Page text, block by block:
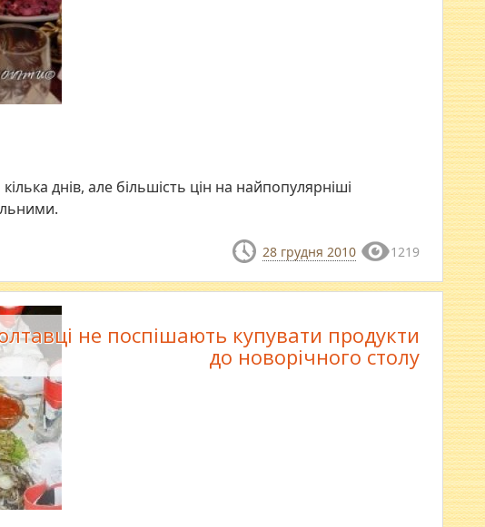
днів, але більшість цін на найпопулярніші
28 грудня 2010 1219
не поспішають купувати продукти
до новорічного столу